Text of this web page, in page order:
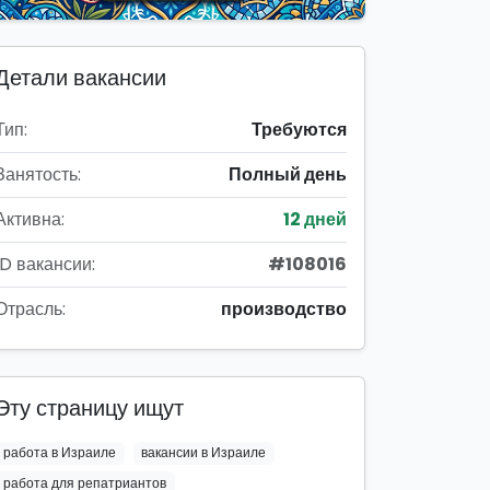
вакансии
Требуются
Полный день
12 дней
вакансии:
#108016
производство
страницу ищут
работа в Израиле
вакансии в Израиле
работа для репатриантов